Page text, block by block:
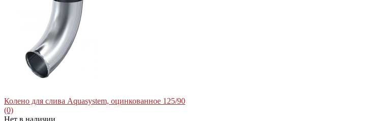
избранное сравнить
Колено для слива Aquasystem, оцинкованное 125/90
(0)
Нет в наличии